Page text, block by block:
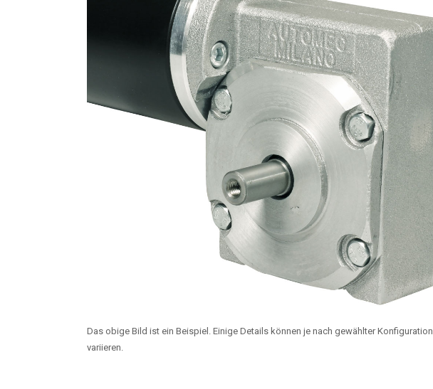
Das obige Bild ist ein Beispiel. Einige Details können je nach gewählter Konfiguration
variieren.